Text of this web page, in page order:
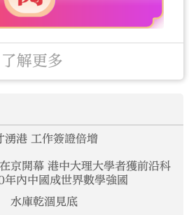
了解更多
湧港 工作簽證倍增
京開幕 港中大理大學者獲前沿科
內中國成世界數學強國
水庫乾涸見底